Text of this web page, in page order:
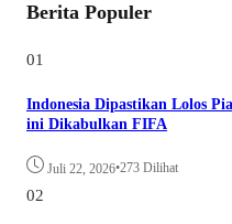
Berita Populer
01
Indonesia Dipastikan Lolos
ini Dikabulkan FIFA
Juli 22, 2026•273 Dilihat
02